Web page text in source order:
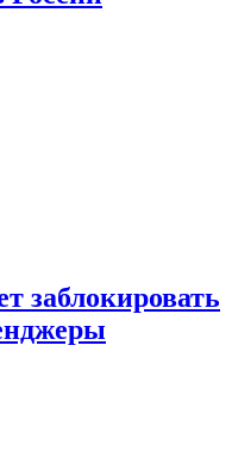
заблокировать